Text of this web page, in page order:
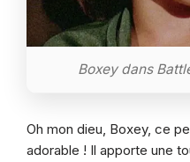
Boxey dans
Oh mon dieu, Boxey, ce
adorable ! Il apporte une